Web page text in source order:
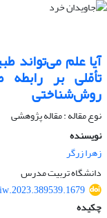
آیا علم می‌تواند
تأمّلی بر
روش‌شناختی
نوع مقاله : مقاله پژوهشی
نویسنده
زهرا زرگر
دانشگاه تربیت مدرس
چکیده